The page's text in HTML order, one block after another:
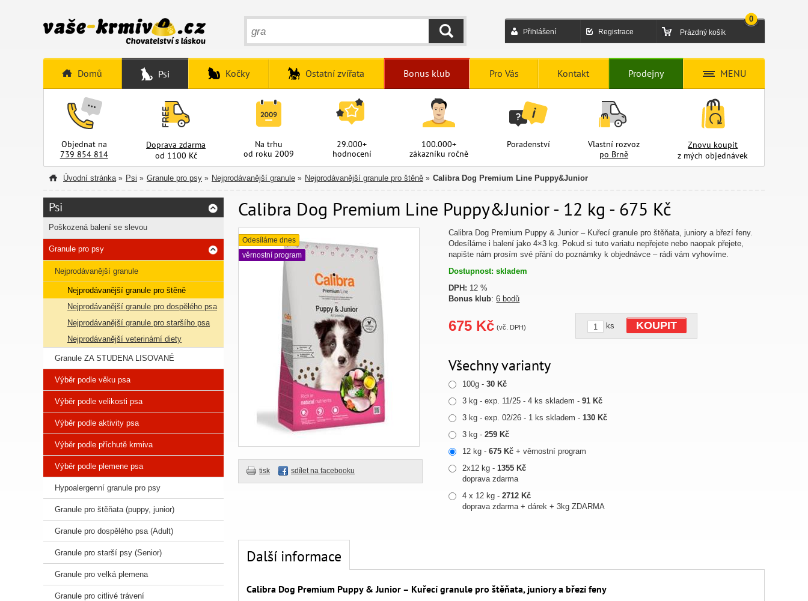
Přihlášení Registrace Prázdný košík
0
HLEDAT
Domů Psi Kočky Ostatní zvířata Bonus klub Pro Vás Kontakt Prodejny MENU
Objednat na
739 854 814
Doprava zdarma
od 1100 Kč
Na trhu
od roku 2009
29.000+
hodnocení
100.000+
zákazníku ročně
Poradenství
Vlastní rozvoz
po Brně
Znovu koupit
z mých objednávek
Úvodní stránka » Psi » Granule pro psy » Nejprodávanější granule » Nejprodávanější granule pro štěně » Calibra Dog Premium Line Puppy&Junior
Calibra Dog Premium Line Puppy&Junior - 12 kg - 675 Kč
Odesíláme dnes
věrnostní program
tisk sdílet na facebooku
Calibra Dog Premium Puppy & Junior – Kuřecí granule pro štěňata, juniory a březí feny.
Odesíláme i balení jako 4×3 kg. Pokud si tuto variatu nepřejete nebo naopak přejete,
napište nám prosím své přání do poznámky k objednávce – rádi vám vyhovíme.
Dostupnost: skladem
DPH: 12 %
Bonus klub:6 bodů
675 Kč (vč. DPH) ks KOUPIT
Všechny varianty
100g -30 Kč
3 kg - exp. 11/25 - 4 ks skladem -91 Kč
3 kg - exp. 02/26 - 1 ks skladem -130 Kč
3 kg -259 Kč
12 kg -675 Kč + věrnostní program
2x12 kg -1355 Kč
doprava zdarma
4 x 12 kg -2712 Kč
doprava zdarma + dárek + 3kg ZDARMA
Další informace
Calibra Dog Premium Puppy & Junior – Kuřecí granule pro štěňata, juniory a březí feny
Psi
Poškozená balení se slevou
Granule pro psy
Nejprodávanější granule
Nejprodávanější granule pro štěně
Nejprodávanější granule pro dospělého psa
Nejprodávanější granule pro staršího psa
Nejprodávanější veterinární diety
Granule ZA STUDENA LISOVANÉ
Výběr podle věku psa
Výběr podle velikosti psa
Výběr podle aktivity psa
Výběr podle příchutě krmiva
Výběr podle plemene psa
Hypoalergenní granule pro psy
Granule pro štěňata (puppy, junior)
Granule pro dospělého psa (Adult)
Granule pro starší psy (Senior)
Granule pro velká plemena
Granule pro citlivé trávení